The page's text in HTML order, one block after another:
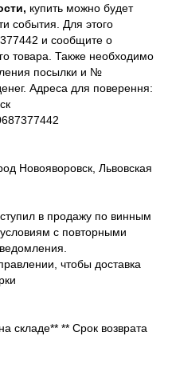
купить можно будет
события. Для этого
и сообщите о
товара. Также необходимо
посылки и №
Адреса для поверення:
Новояворовск, Львовская
в продажу по винным
с повторными
чтобы доставка
складе** ** Срок возврата